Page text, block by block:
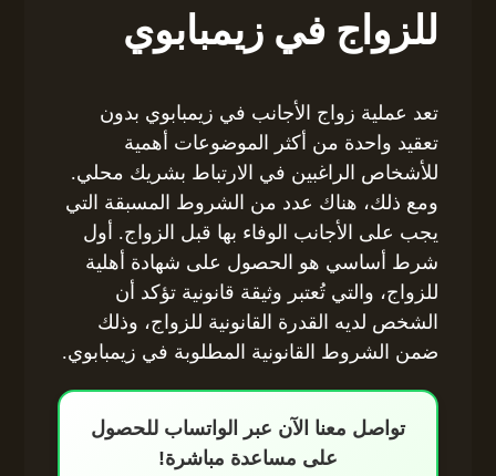
للزواج في زيمبابوي
تعد عملية زواج الأجانب في زيمبابوي بدون
تعقيد واحدة من أكثر الموضوعات أهمية
للأشخاص الراغبين في الارتباط بشريك محلي.
ومع ذلك، هناك عدد من الشروط المسبقة التي
يجب على الأجانب الوفاء بها قبل الزواج. أول
شرط أساسي هو الحصول على شهادة أهلية
للزواج، والتي تُعتبر وثيقة قانونية تؤكد أن
الشخص لديه القدرة القانونية للزواج، وذلك
ضمن الشروط القانونية المطلوبة في زيمبابوي.
تواصل معنا الآن عبر الواتساب للحصول
على مساعدة مباشرة!